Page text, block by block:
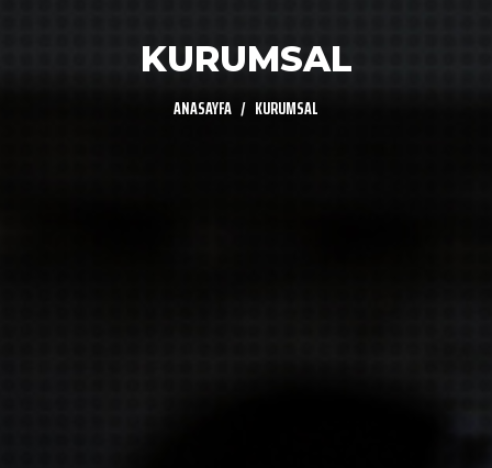
KURUMSAL
ANASAYFA KURUMSAL